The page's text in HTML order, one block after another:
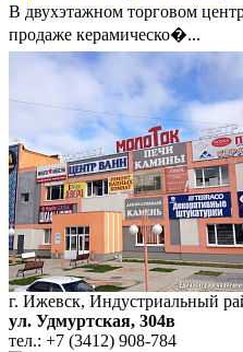
В двухэтажном торговом
продаже керамическо�...
г. Ижевск, Индустриальный
ул. Удмуртская, 304в
тел.: +7 (3412) 908-784